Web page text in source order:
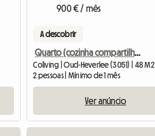
900 € / mês
A descobrir
Quarto (cozinha compartilhada)
Coliving | Oud-Heverlee (3051) | 48 M2
2 pessoas | Mínimo de 1 mês
Ver anúncio